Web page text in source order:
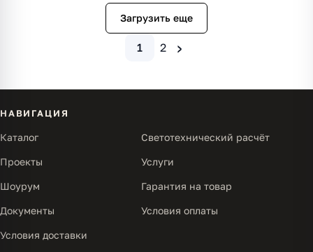
Загрузить еще
1 2 ›
НАВИГАЦИЯ
Каталог Светотехнический расчёт
Проекты Услуги
Шоурум Гарантия на товар
Документы Условия оплаты
Условия доставки